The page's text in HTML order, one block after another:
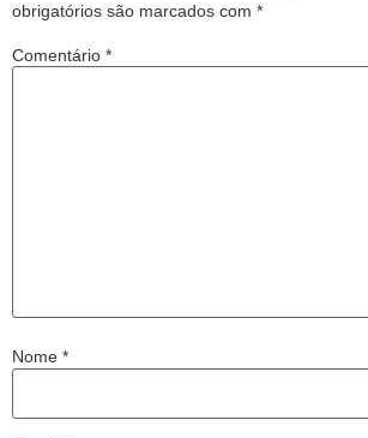
obrigatórios são marcados com *
Comentário *
Nome *